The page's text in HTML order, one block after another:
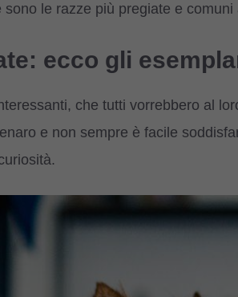
le razze più pregiate e
ecco gli
che tutti vorrebbero al
e non sempre è facile